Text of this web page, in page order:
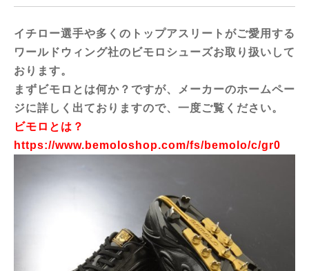
イチロー選手や多くのトップアスリートがご愛用する
ワールドウィング社のビモロシューズお取り扱いして
おります。
まずビモロとは何か？ですが、メーカーのホームペー
ジに詳しく出ておりますので、一度ご覧ください。
ビモロとは？
https://www.bemoloshop.com/fs/bemolo/c/gr0